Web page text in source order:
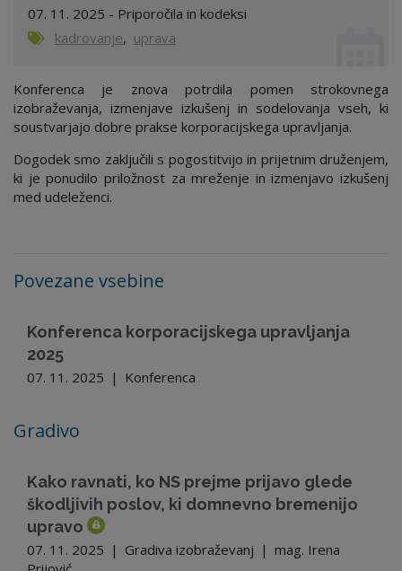
07. 11. 2025 - Priporočila in kodeksi
kadrovanje, uprava
Konferenca je znova potrdila pomen strokovnega
izobraževanja, izmenjave izkušenj in sodelovanja vseh, ki
soustvarjajo dobre prakse korporacijskega upravljanja.
Dogodek smo zaključili s pogostitvijo in prijetnim druženjem,
ki je ponudilo priložnost za mreženje in izmenjavo izkušenj
med udeleženci.
Povezane vsebine
Konferenca korporacijskega upravljanja
2025
07. 11. 2025 | Konferenca
Gradivo
Kako ravnati, ko NS prejme prijavo glede
škodljivih poslov, ki domnevno bremenijo
upravo
07. 11. 2025 | Gradiva izobraževanj | mag. Irena